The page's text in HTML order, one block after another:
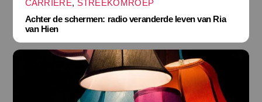
CARRIÈRE, STREEKOMROEP
Achter de schermen: radio veranderde leven van Ria
van Hien